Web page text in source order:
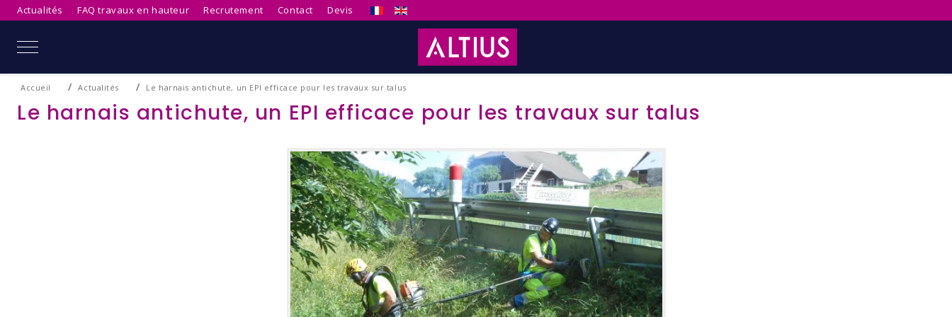
Actualités FAQ travaux en hauteur Recrutement Contact Devis Sélectionnez votre langue
Mobile Menu Toggle
Accueil Actualités Le harnais antichute, un EPI efficace pour les travaux sur talus
Le harnais antichute, un EPI efficace pour les travaux sur talus